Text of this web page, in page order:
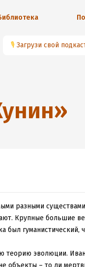
🎙 Загрузи свой
»
разными
Крупные большие
был
теорию эволюции.
объекты – то ли